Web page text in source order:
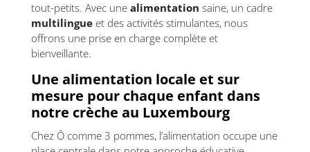
tout-petits. Avec une alimentation saine, un cadre
multilingueet des activités stimulantes, nous
offrons une prise en charge complète et
bienveillante.
Une alimentation locale et sur
mesure pour chaque enfant dans
notre crèche au Luxembourg
Chez Ô comme 3 pommes, l’alimentation occupe une